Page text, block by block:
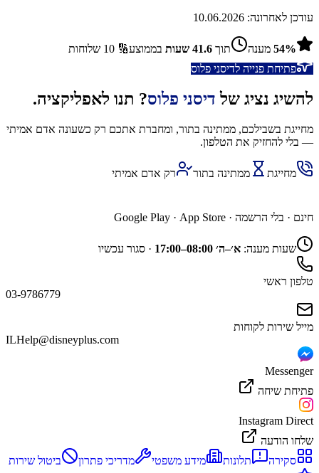
עודכן לאחרונה: 10.06.2026
54% מענה תוך 41.6 שעות בממוצע🔢
10 שלוחות
פתיחת פנייה לדיסני פלוס
להשיג נציג של דיסני פלוס? תנו לאפליקציה.
מחייגת בשבילכם, ממתינה בתור, ומחברת אתכם רק כשעונה אדם אמיתי
— בלי להחזיק את הטלפון.
מחייגת ממתינה בתור
רק אדם אמיתי
חינם · בלי הרשמה · App Store
·
Google Play
שעות מענה: א׳–ה׳ 08:00–17:00 · סגור עכשיו
טלפון ראשי
03-9786779
מייל שירות לקוחות
ILHelp@disneyplus.com
Messenger
פתיחת שיחה
Instagram Direct
שלחו הודעה
סקירה
תלונות מידע משפטי מדריכי פתרון
ביטול שירות